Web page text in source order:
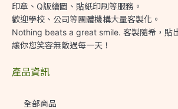
印章、Q版繪圖、貼紙印刷等服務。
歡迎學校、公司等團體機構大量客製化。
Nothing beats a great smile. 客製隨希，貼
讓你您笑容無敵過每一天！
產品資訊
全部商品